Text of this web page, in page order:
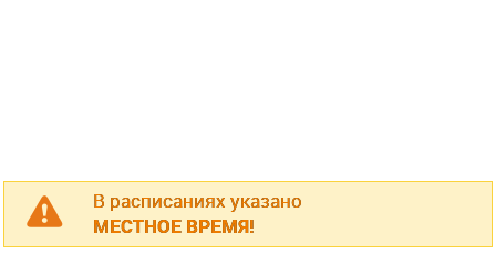
В расписаниях указано
МЕСТНОЕ ВРЕМЯ!